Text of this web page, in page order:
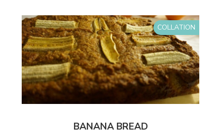
COLLATION
BANANA BREAD